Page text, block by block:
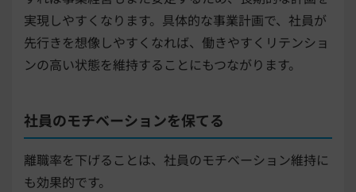
実現しやすくなります。具体的な事業計画で、社員が
先行きを想像しやすくなれば、働きやすくリテンショ
ンの高い状態を維持することにもつながります。
社員のモチベーションを保てる
離職率を下げることは、社員のモチベーション維持に
も効果的です。